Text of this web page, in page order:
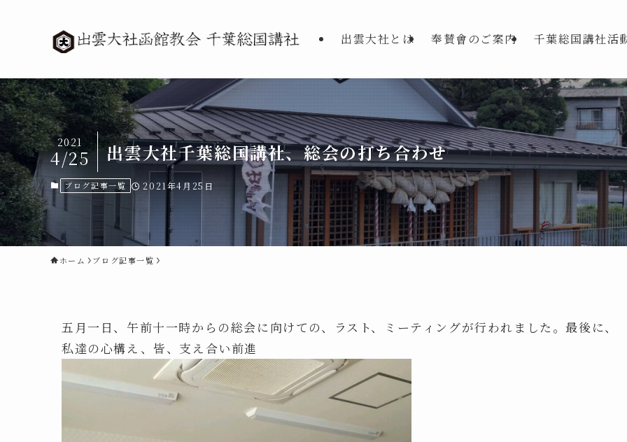
出雲大社とは 奉賛會のご案内 千葉総国講社活
出雲大社千葉総国講社、総会の打ち合わせ
2021
4/25
ブログ記事一覧 2021年4月25日
ホーム ブログ記事一覧
五月一日、午前十一時からの総会に向けての、ラスト、ミーティングが行われました。最後に、
私達の心構え、皆、支え合い前進